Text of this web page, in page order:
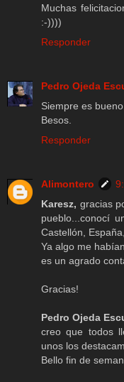
Muchas
:-))))
Responder
Pedro Ojeda
Siempre es
Besos.
Responder
Alimontero
Karesz, gracias
pueblo...conocí
Castellón,
Ya algo me
es un agrado
Gracias!
Pedro Ojeda
creo que todos
unos los
Bello fin de